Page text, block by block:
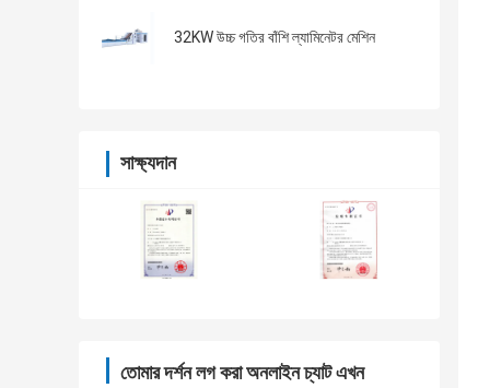
32KW উচ্চ গতির বাঁশি ল্যামিনেটর মেশিন
সাক্ষ্যদান
তোমার দর্শন লগ করা অনলাইন চ্যাট এখন